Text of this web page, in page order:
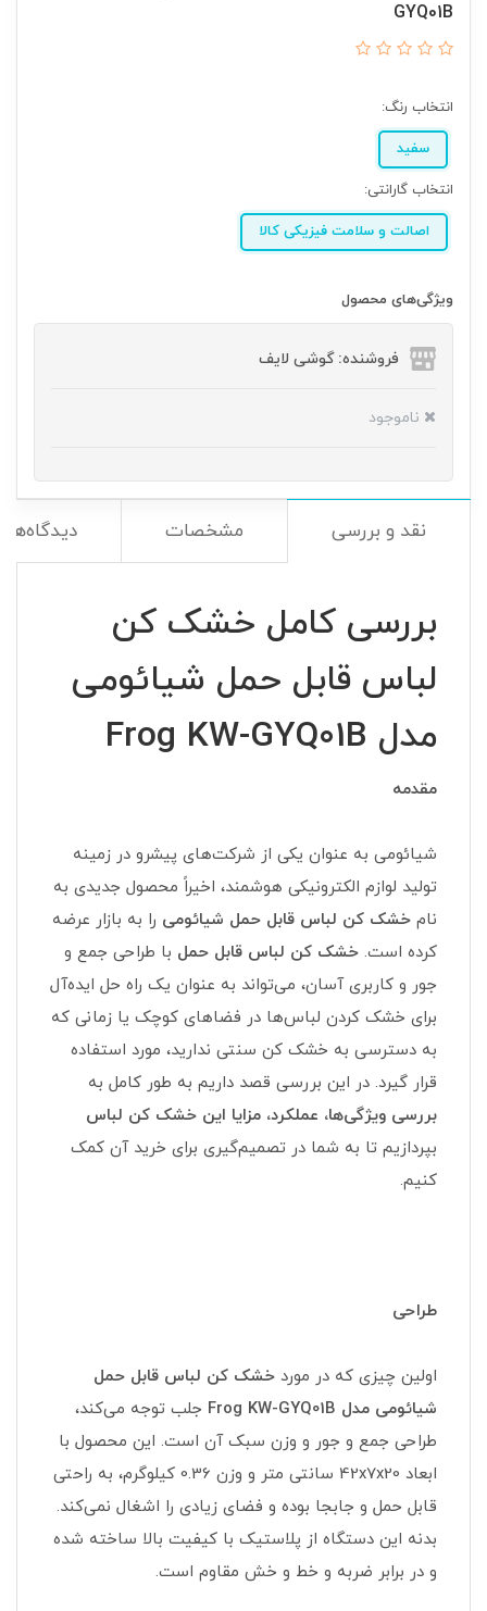
GYQ01B
انتخاب رنگ:
سفید
انتخاب گارانتی:
اصالت و سلامت فیزیکی کالا
ویژگی‌های محصول
فروشنده: گوشی لایف
ناموجود
نقد و بررسی مشخصات دیدگاه‌ها
بررسی کامل خشک کن
لباس قابل حمل شیائومی
مدل Frog KW-GYQ01B
مقدمه
شیائومی به عنوان یکی از شرکت‌های پیشرو در زمینه
تولید لوازم الکترونیکی هوشمند، اخیراً محصول جدیدی به
نام خشک کن لباس قابل حمل شیائومی را به بازار عرضه
کرده است. خشک کن لباس قابل حمل با طراحی جمع و
جور و کاربری آسان، می‌تواند به عنوان یک راه حل ایده‌آل
برای خشک کردن لباس‌ها در فضاهای کوچک یا زمانی که
به دسترسی به خشک کن سنتی ندارید، مورد استفاده
قرار گیرد. در این بررسی قصد داریم به طور کامل به
بررسی ویژگی‌ها، عملکرد، مزایا این خشک کن لباس
بپردازیم تا به شما در تصمیم‌گیری برای خرید آن کمک
کنیم.
طراحی
اولین چیزی که در مورد خشک کن لباس قابل حمل
شیائومی مدل Frog KW-GYQ01B
جلب توجه می‌کند،
طراحی جمع و جور و وزن سبک آن است. این محصول با
ابعاد 42x7x20 سانتی متر و وزن 0.36 کیلوگرم، به راحتی
قابل حمل و جابجا بوده و فضای زیادی را اشغال نمی‌کند.
بدنه این دستگاه از پلاستیک با کیفیت بالا ساخته شده
و در برابر ضربه و خط و خش مقاوم است.